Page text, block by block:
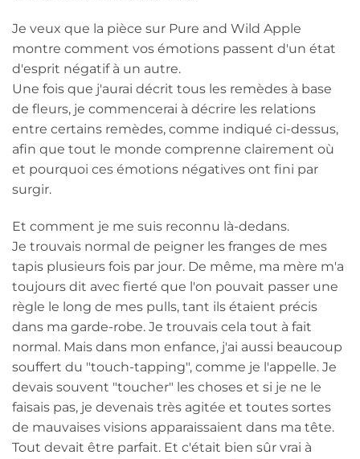
Je veux que la pièce sur Pure and Wild Apple
montre comment vos émotions passent d'un état
d'esprit négatif à un autre.
Une fois que j'aurai décrit tous les remèdes à base
de fleurs, je commencerai à décrire les relations
entre certains remèdes, comme indiqué ci-dessus,
afin que tout le monde comprenne clairement où
et pourquoi ces émotions négatives ont fini par
surgir.
Et comment je me suis reconnu là-dedans.
Je trouvais normal de peigner les franges de mes
tapis plusieurs fois par jour. De même, ma mère m'a
toujours dit avec fierté que l'on pouvait passer une
règle le long de mes pulls, tant ils étaient précis
dans ma garde-robe. Je trouvais cela tout à fait
normal. Mais dans mon enfance, j'ai aussi beaucoup
souffert du "touch-tapping", comme je l'appelle. Je
devais souvent "toucher" les choses et si je ne le
faisais pas, je devenais très agitée et toutes sortes
de mauvaises visions apparaissaient dans ma tête.
Tout devait être parfait. Et c'était bien sûr vrai à